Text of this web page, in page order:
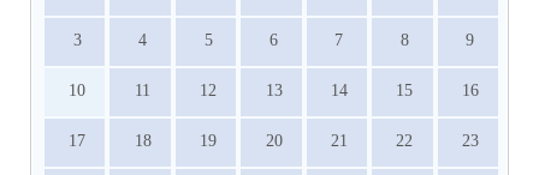
3 4 5 6 7 8 9
10 11 12 13 14 15 16
17 18 19 20 21 22 23